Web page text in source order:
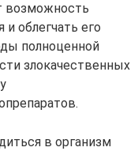
возможность
облегчать его
полноценной
злокачественных
.
в организм